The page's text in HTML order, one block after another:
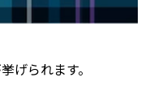
げられます。